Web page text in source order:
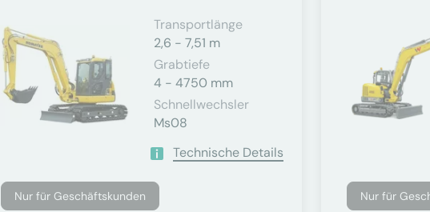
Transportlänge
2,6 - 7,51 m
Grabtiefe
4 - 4750 mm
Schnellwechsler
Ms08
Technische Details
Nur für Geschäftskunden Nur für